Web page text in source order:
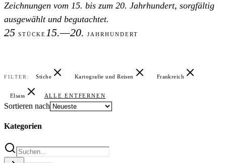
Zeichnungen vom 15. bis zum 20. Jahrhundert, sorgfältig
ausgewählt und begutachtet.
25 STÜCKE 15.—20. JAHRHUNDERT
FILTER: Stiche Kartografie und Reisen Frankreich
Elsass ALLE ENTFERNEN
Sortieren nach
Kategorien